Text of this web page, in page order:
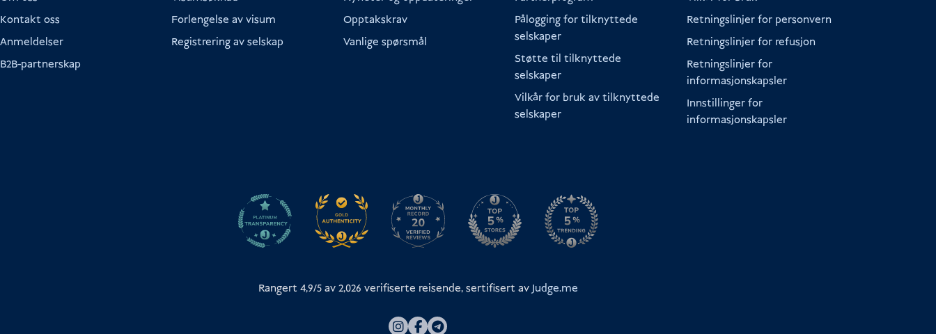
Kontakt oss
Anmeldelser
B2B-partnerskap
Forlengelse av visum
Registrering av selskap
Opptakskrav
Vanlige spørsmål
Pålogging for tilknyttede
selskaper
Støtte til tilknyttede
selskaper
Vilkår for bruk av tilknyttede
selskaper
Retningslinjer for personvern
Retningslinjer for refusjon
Retningslinjer for
informasjonskapsler
Innstillinger for
informasjonskapsler
Rangert 4,9/5 av2,026 verifiserte reisende, sertifisert av Judge.me